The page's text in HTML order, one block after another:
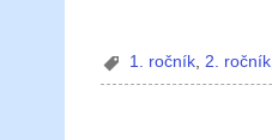
1. ročník 2. ročník